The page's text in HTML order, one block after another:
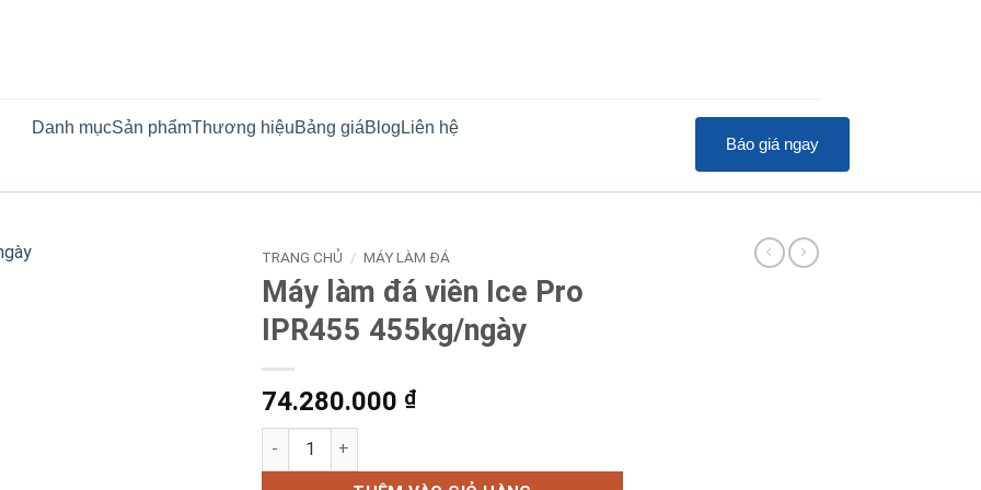
Danh mụcSản phẩmThương hiệuBảng giáBlog Liên hệ
Báo giá ngay
TRANG CHỦ / MÁY LÀM ĐÁ
Máy làm đá viên Ice Pro
IPR455 455kg/ngày
74.280.000 ₫
Máy làm đá viên Ice Pro IPR455 455kg/ngày số lượng